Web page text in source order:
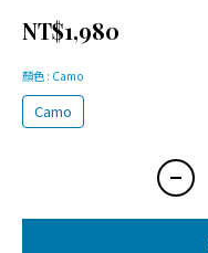
NT$1,980
顏色 : Camo
Camo